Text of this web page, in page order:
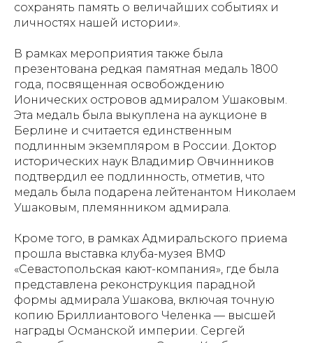
сохранять память о величайших событиях и
личностях нашей истории».
В рамках мероприятия также была
презентована редкая памятная медаль 1800
года, посвященная освобождению
Ионических островов адмиралом Ушаковым.
Эта медаль была выкуплена на аукционе в
Берлине и считается единственным
подлинным экземпляром в России. Доктор
исторических наук Владимир Овчинников
подтвердил ее подлинность, отметив, что
медаль была подарена лейтенантом Николаем
Ушаковым, племянником адмирала.
Кроме того, в рамках Адмиральского приема
прошла выставка клуба-музея ВМФ
«Севастопольская кают-компания», где была
представлена реконструкция парадной
формы адмирала Ушакова, включая точную
копию Бриллиантового Челенка — высшей
награды Османской империи. Сергей